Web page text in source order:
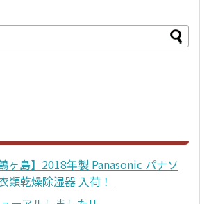
ヶ島】2018年製 Panasonic パナソ
類乾燥除湿器 入荷！